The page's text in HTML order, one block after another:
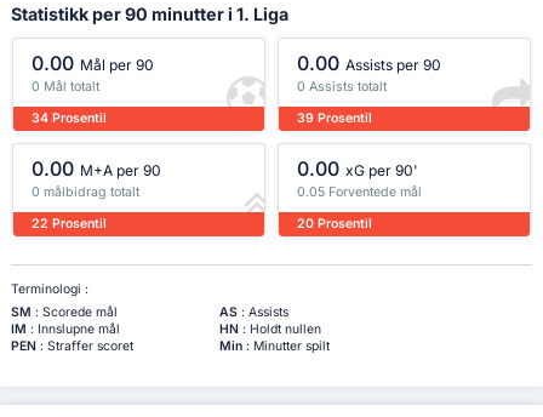
Statistikk per 90 minutter i 1. Liga
0.00 Mål per 90
0 Mål totalt
34 Prosentil
0.00 Assists per 90
0 Assists totalt
39 Prosentil
0.00 M+A per 90
0 målbidrag totalt
22 Prosentil
0.00 xG per 90'
0.05 Forventede mål
20 Prosentil
Terminologi :
SM : Scorede mål AS: Assists
IM : Innslupne mål HN: Holdt nullen
PEN: Straffer scoret Min: Minutter spilt